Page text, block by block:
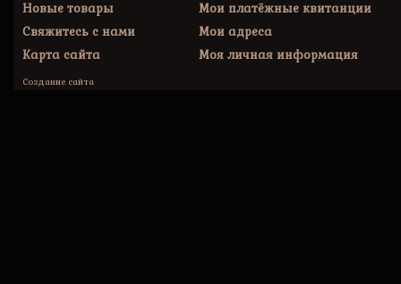
Новые товары
Свяжитесь с нами
Карта сайта
Мои платёжные квитанции
Мои адреса
Моя личная информация
Создание сайта